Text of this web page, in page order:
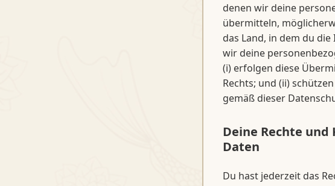
denen wir deine
übermitteln,
das Land, in dem du
wir deine
(i) erfolgen diese
Rechts; und (ii)
gemäß dieser
Deine Rechte
Daten
Du hast jederzeit das